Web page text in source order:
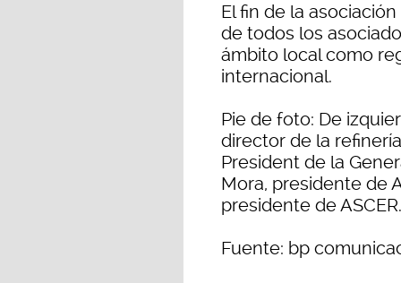
El fin de la
de todos los
ámbito local como
internacional.
Pie de foto: De
director de la
President de la
Mora, presidente de
presidente de ASCER.
Fuente: bp